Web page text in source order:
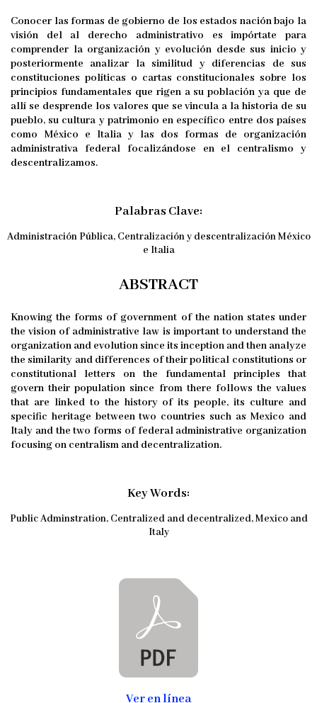
Conocer las formas de gobierno de los estados nación bajo la
visión del al derecho administrativo es impórtate para
comprender la organización y evolución desde sus inicio y
posteriormente analizar la similitud y diferencias de sus
constituciones políticas o cartas constitucionales sobre los
principios fundamentales que rigen a su población ya que de
allí se desprende los valores que se vincula a la historia de su
pueblo, su cultura y patrimonio en específico entre dos países
como México e Italia y las dos formas de organización
administrativa federal focalizándose en el centralismo y
descentralizamos.
Palabras Clave:
Administración Pública, Centralización y descentralización México
e Italia
ABSTRACT
Knowing the forms of government of the nation states under
the vision of administrative law is important to understand the
organization and evolution since its inception and then analyze
the similarity and differences of their political constitutions or
constitutional letters on the fundamental principles that
govern their population since from there follows the values
that are linked to the history of its people, its culture and
specific heritage between two countries such as Mexico and
Italy and the two forms of federal administrative organization
focusing on centralism and decentralization.
Key Words:
Public Adminstration, Centralized and decentralized, Mexico and
Italy
Ver en línea